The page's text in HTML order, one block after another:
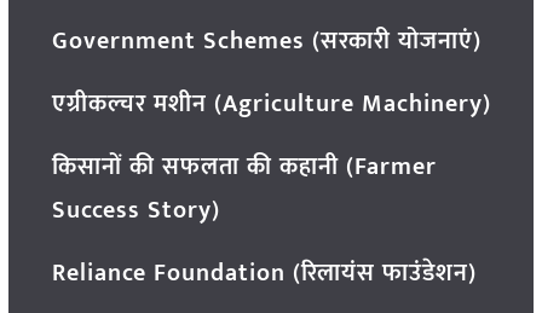
Government Schemes (सरकारी योजनाएं)
एग्रीकल्चर मशीन (Agriculture Machinery)
किसानों की सफलता की कहानी (Farmer
Success Story)
Reliance Foundation (रिलायंस फाउंडेशन)